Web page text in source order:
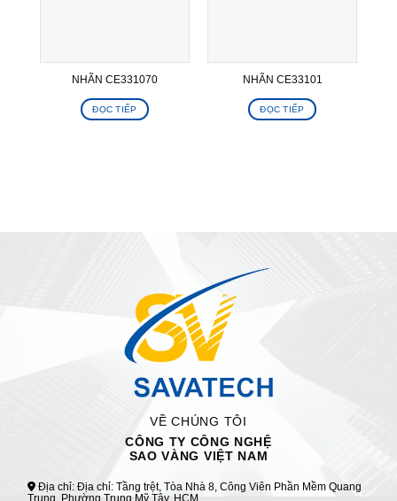
NHÃN CE331070
ĐỌC TIẾP
NHÃN CE33101
ĐỌC TIẾP
VỀ CHÚNG TÔI
CÔNG TY CÔNG NGHỆ
SAO VÀNG VIỆT NAM
Địa chỉ: Địa chỉ: Tầng trệt, Tòa Nhà 8, Công Viên Phần Mềm Quang
Trung, Phường Trung Mỹ Tây, HCM.